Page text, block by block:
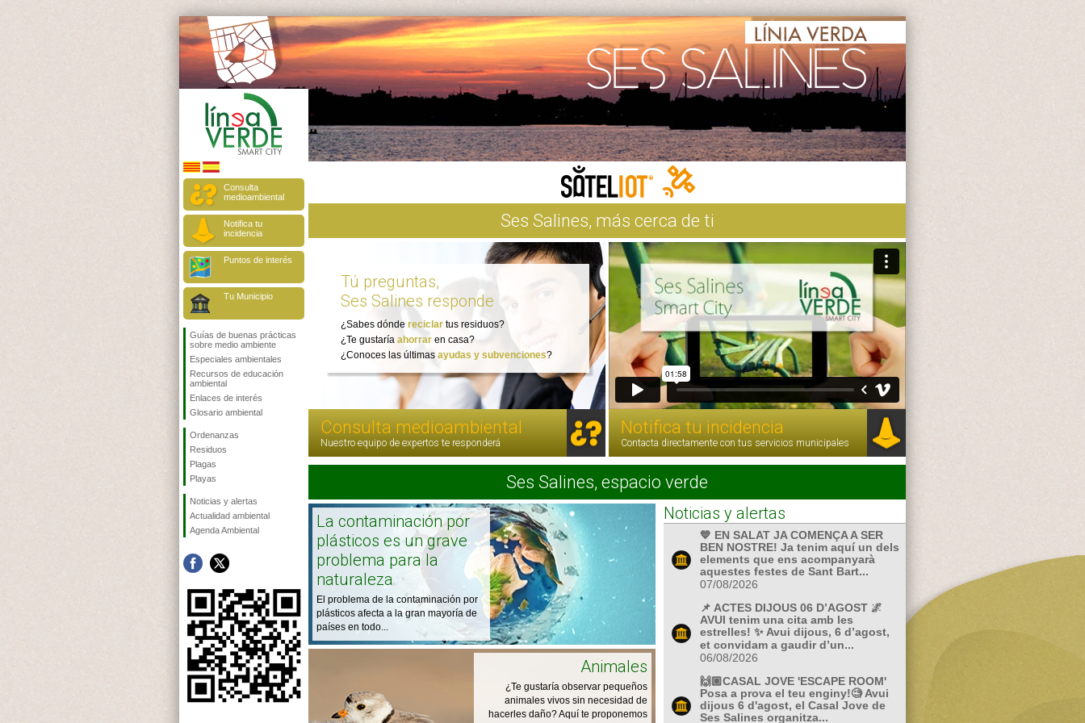
Consulta
medioambiental
Notifica tu
incidencia
Puntos de interés
Tu Municipio
Guías de buenas prácticas
sobre medio ambiente
Especiales ambientales
Recursos de educación
ambiental
Enlaces de interés
Glosario ambiental
Ordenanzas
Residuos
Plagas
Playas
Noticias y alertas
Actualidad ambiental
Agenda Ambiental
Ses Salines, más cerca de ti
Tú preguntas,
Ses Salines responde
¿Sabes dónde reciclar tus residuos?
¿Te gustaría ahorrar en casa?
¿Conoces las últimas ayudas y subvenciones?
Consulta medioambiental
Nuestro equipo de expertos te responderá
Notifica tu incidencia
Contacta directamente con tus servicios municipales
Ses Salines, espacio verde
La contaminación por
plásticos es un grave
problema para la
naturaleza
El problema de la contaminación por
plásticos afecta a la gran mayoría de
países en todo...
Animales
¿Te gustaría observar pequeños
animales vivos sin necesidad de
hacerles daño? Aquí te proponemos
Noticias y alertas
💙 EN SALAT JA COMENÇA A SER
BEN NOSTRE! Ja tenim aquí un dels
elements que ens acompanyarà
aquestes festes de Sant Bart...
07/08/2026
📌 ACTES DIJOUS 06 D’AGOST 🌌
AVUI tenim una cita amb les
estrelles! ✨ Avui dijous, 6 d’agost,
et convidam a gaudir d’un...
06/08/2026
🙌🏼CASAL JOVE 'ESCAPE ROOM'
Posa a prova el teu enginy!🧐 Avui
dijous 6 d'agost, el Casal Jove de
Ses Salines organitza...